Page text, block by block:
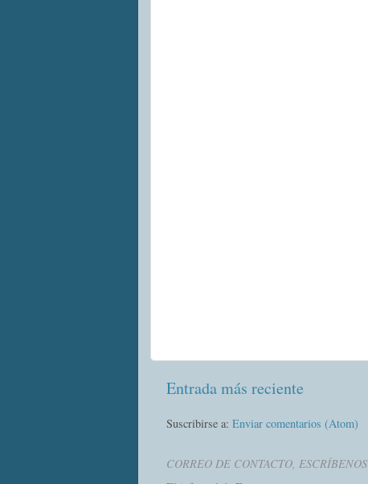
Entrada más reciente
Suscribirse a: Enviar comentarios (Atom)
CORREO DE CONTACTO, ESCRÍBENOS